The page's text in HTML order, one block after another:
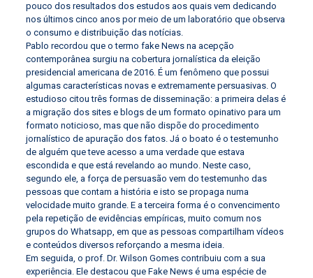
pouco dos resultados dos estudos aos quais vem dedicando
nos últimos cinco anos por meio de um laboratório que observa
o consumo e distribuição das notícias.
Pablo recordou que o termo fake News na acepção
contemporânea surgiu na cobertura jornalística da eleição
presidencial americana de 2016. É um fenômeno que possui
algumas características novas e extremamente persuasivas. O
estudioso citou três formas de disseminação: a primeira delas é
a migração dos sites e blogs de um formato opinativo para um
formato noticioso, mas que não dispõe do procedimento
jornalístico de apuração dos fatos. Já o boato é o testemunho
de alguém que teve acesso a uma verdade que estava
escondida e que está revelando ao mundo. Neste caso,
segundo ele, a força de persuasão vem do testemunho das
pessoas que contam a história e isto se propaga numa
velocidade muito grande. E a terceira forma é o convencimento
pela repetição de evidências empíricas, muito comum nos
grupos do Whatsapp, em que as pessoas compartilham vídeos
e conteúdos diversos reforçando a mesma ideia.
Em seguida, o prof. Dr. Wilson Gomes contribuiu com a sua
experiência. Ele destacou que Fake News é uma espécie de